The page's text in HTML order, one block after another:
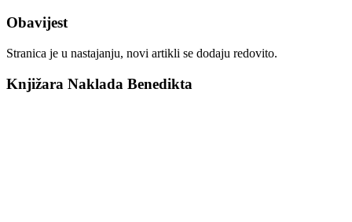
Obavijest
Stranica je u nastajanju, novi artikli se dodaju redovito.
Knjižara Naklada Benedikta